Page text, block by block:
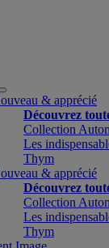
& apprécié
Découvrez
Collection
Les
Thym
& apprécié
Découvrez
Collection
Les
Thym